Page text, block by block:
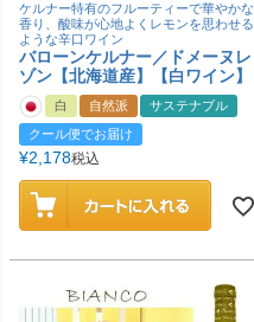
ケルナー特有のフルーティーで華やかな
香り、酸味が心地よくレモンを思わせる
ような辛口ワイン
バローンケルナー／ドメーヌレ
ゾン【北海道産】【白ワイン】
白 自然派
サステナブル
クール便でお届け
¥2,178税込